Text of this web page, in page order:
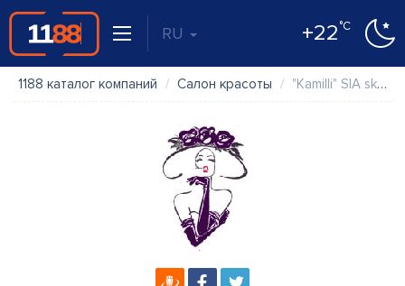
RU +22°C
1188 каталог компаний Салон красоты "Kamilli" SIA skaistumkopšanas salons